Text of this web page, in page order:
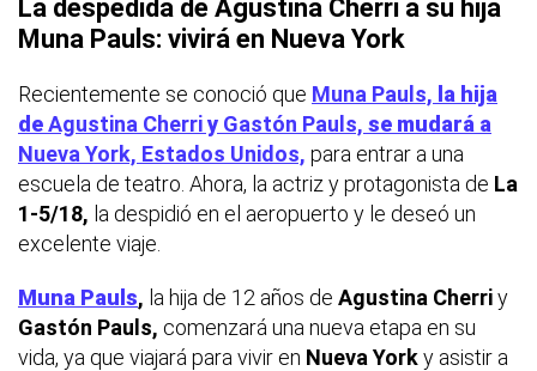
La despedida de Agustina Cherri a su hija
Muna Pauls: vivirá en Nueva York
Recientemente se conoció que Muna Pauls, la hija
deAgustina Cherriy Gastón Pauls, se mudará a
Nueva York, Estados Unidos, para entrar a una
escuela de teatro. Ahora, la actriz y protagonista de La
1-5/18, la despidió en el aeropuerto y le deseó un
excelente viaje.
Muna Pauls, la hija de 12 años de Agustina Cherriy
Gastón Pauls, comenzará una nueva etapa en su
vida, ya que viajará para vivir en Nueva Yorky asistir a